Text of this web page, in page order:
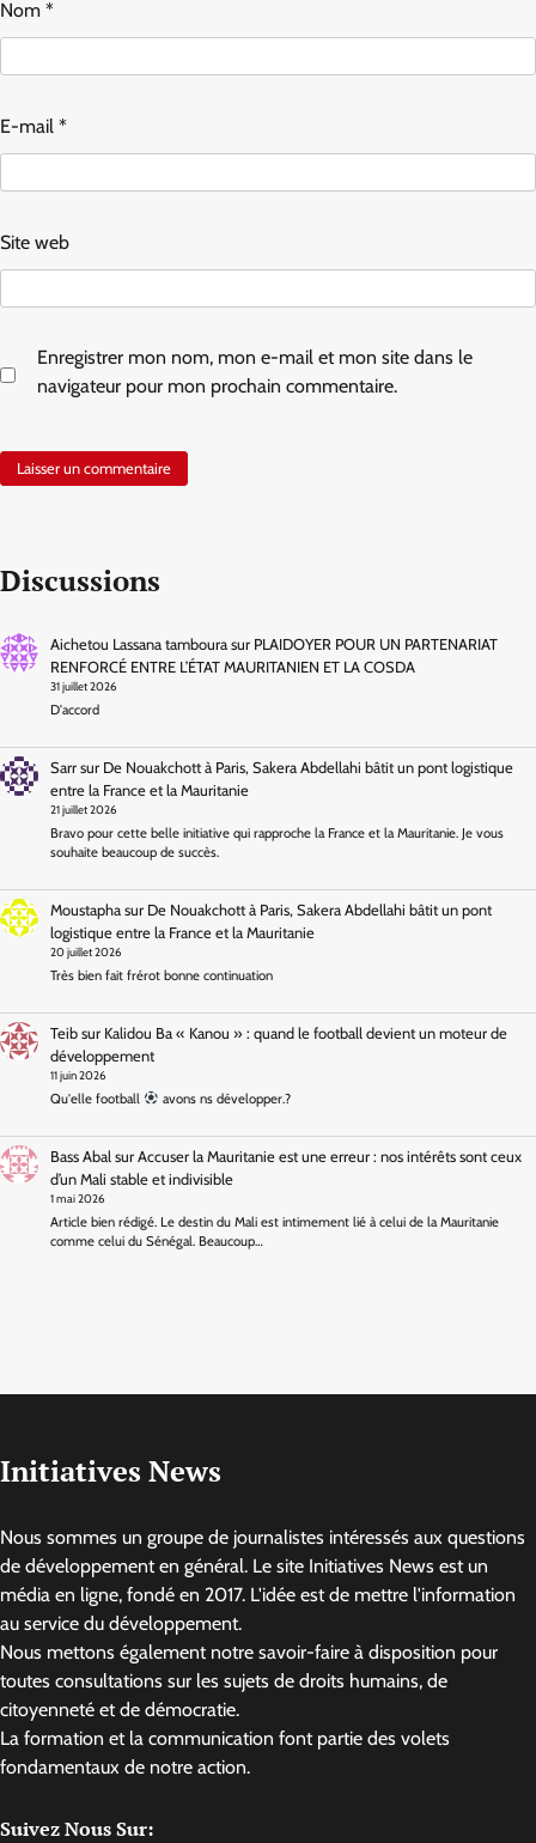
Nom *
E-mail *
Site web
Enregistrer mon nom, mon e-mail et mon site dans le
navigateur pour mon prochain commentaire.
Discussions
Aichetou Lassana tambourasur PLAIDOYER POUR UN PARTENARIAT
RENFORCÉ ENTRE L’ÉTAT MAURITANIEN ET LA COSDA
31 juillet 2026
D'accord
Sarrsur De Nouakchott à Paris, Sakera Abdellahi bâtit un pont logistique
entre la France et la Mauritanie
21 juillet 2026
Bravo pour cette belle initiative qui rapproche la France et la Mauritanie. Je vous
souhaite beaucoup de succès.
Moustaphasur De Nouakchott à Paris, Sakera Abdellahi bâtit un pont
logistique entre la France et la Mauritanie
20 juillet 2026
Très bien fait frérot bonne continuation
Teibsur Kalidou Ba « Kanou » : quand le football devient un moteur de
développement
11 juin 2026
Qu'elle football avons ns développer.?
Bass Abal sur Accuser la Mauritanie est une erreur : nos intérêts sont ceux
d’un Mali stable et indivisible
1 mai 2026
Article bien rédigé. Le destin du Mali est intimement lié à celui de la Mauritanie
comme celui du Sénégal. Beaucoup…
Initiatives News
Nous sommes un groupe de journalistes intéressés aux questions
de développement en général. Le site Initiatives News est un
média en ligne, fondé en 2017. L'idée est de mettre l'information
au service du développement.
Nous mettons également notre savoir-faire à disposition pour
toutes consultations sur les sujets de droits humains, de
citoyenneté et de démocratie.
La formation et la communication font partie des volets
fondamentaux de notre action.
Suivez Nous Sur: